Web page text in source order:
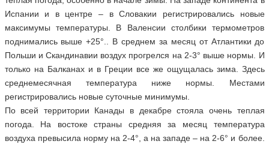
Испании и в центре – в Словакии регистрировались новые
максимумы температуры. В Валенсии столбики термометров
поднимались выше +25°.. В среднем за месяц от Атлантики до
Польши и Скандинавии воздух прогрелся на 2-3° выше нормы. И
только на Балканах и в Греции все же ощущалась зима. Здесь
среднемесячная температура ниже нормы. Местами
регистрировались новые суточные минимумы.
По всей территории Канады в декабре стояла очень теплая
погода. На востоке страны средняя за месяц температура
воздуха превысила норму на 2-4°, а на западе – на 2-6° и более.